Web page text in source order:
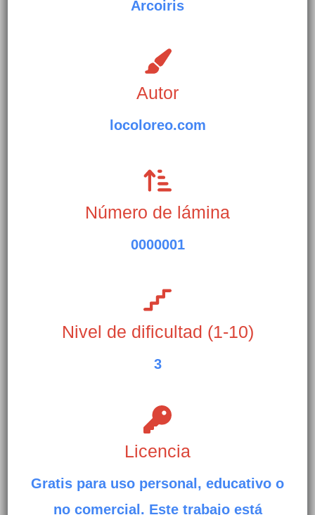
Arcoiris
Autor
locoloreo.com
Número de lámina
0000001
Nivel de dificultad (1-10)
3
Licencia
Gratis para uso personal, educativo o
no comercial. Este trabajo está